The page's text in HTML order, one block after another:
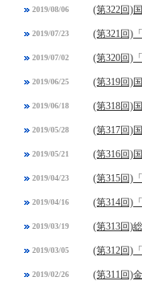
2019/08/06 (第322回)
2019/07/23 (第321回)
2019/07/02 (第320回)
2019/06/25 (第319回)
2019/06/18 (第318回)
2019/05/28 (第317回)
2019/05/21 (第316回)
2019/04/23 (第315回)
2019/04/16 (第314回)
2019/03/19 (第313回)
2019/03/05 (第312回)
2019/02/26 (第311回)